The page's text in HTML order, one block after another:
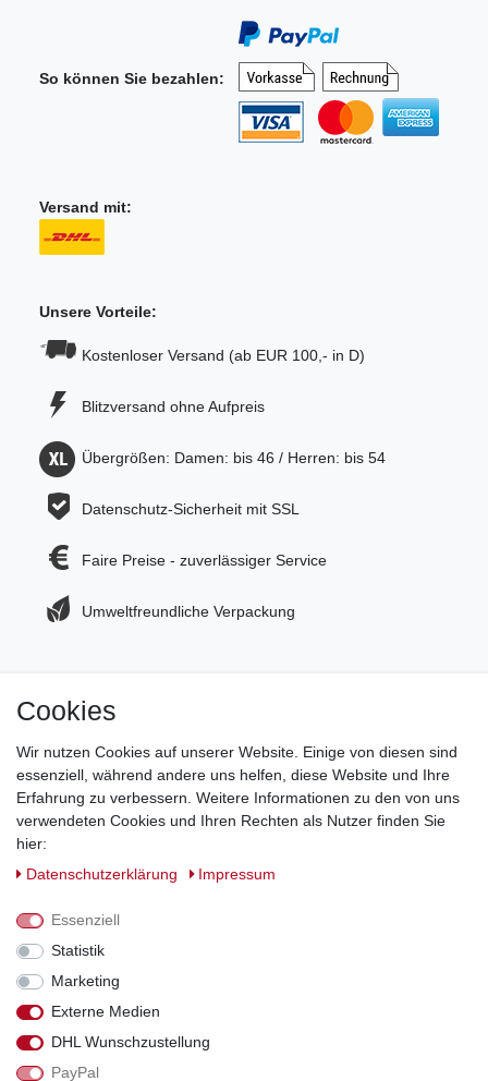
So können Sie bezahlen:
Versand mit:
Unsere Vorteile:
Kostenloser Versand (ab EUR 100,- in D)
Blitzversand ohne Aufpreis
Übergrößen: Damen: bis 46 / Herren: bis 54
Datenschutz-Sicherheit mit SSL
Faire Preise - zuverlässiger Service
Umweltfreundliche Verpackung
Jetzt zum Newsletter anmelden und 5€ Gutschein
Newsletter Anmeldung >
Preise entsprechen dem bisherigen Preis bei Schuhperlativ.
Cookies
Wir nutzen Cookies auf unserer Website. Einige von diesen sind
essenziell, während andere uns helfen, diese Website und Ihre
Erfahrung zu verbessern. Weitere Informationen zu den von uns
verwendeten Cookies und Ihren Rechten als Nutzer finden Sie
hier:
Daten­schutz­erklärung
Impressum
Essenziell
Statistik
Marketing
Externe Medien
DHL Wunschzustellung
PayPal